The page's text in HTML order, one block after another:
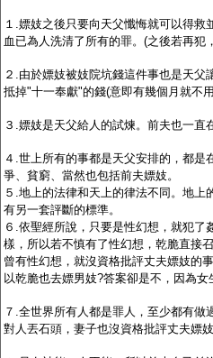
１ .嫖妓之後只要向天父懺悔就可以得救
血已為人洗清了所有的罪。 (之後若再犯
２ .由於嫖妓被妓院坑錢這件事也是天父
抵掉"十一奉獻"的錢(意即有幾個月就不
３ .嫖妓是天父給人的試煉。前夫也一直
４ .世上所有的事都是天父安排的，都是
爭、貧窮、當然也包括前夫嫖妓。
５ .地上的法律和天上的律法不同。地上
有另一套評斷的標準。
６ .依聖經所說，只要是性幻想，就犯了
樣，所以若不慎有了性幻想，乾脆直接
曾有性幻想，就沒資格批評丈夫嫖妓的
以乾脆也去嫖男妓?答案卻是不，因為女
７ .全世界所有人都是罪人，至少都有做
對人丟石頭，妻子也沒資格批評丈夫嫖妓